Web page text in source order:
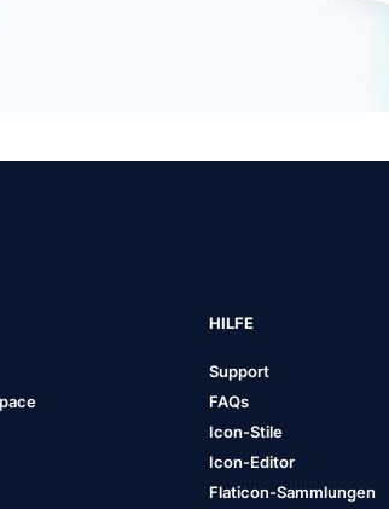
HILFE
Support
FAQs
Icon-Stile
Icon-Editor
Flaticon-Sammlungen